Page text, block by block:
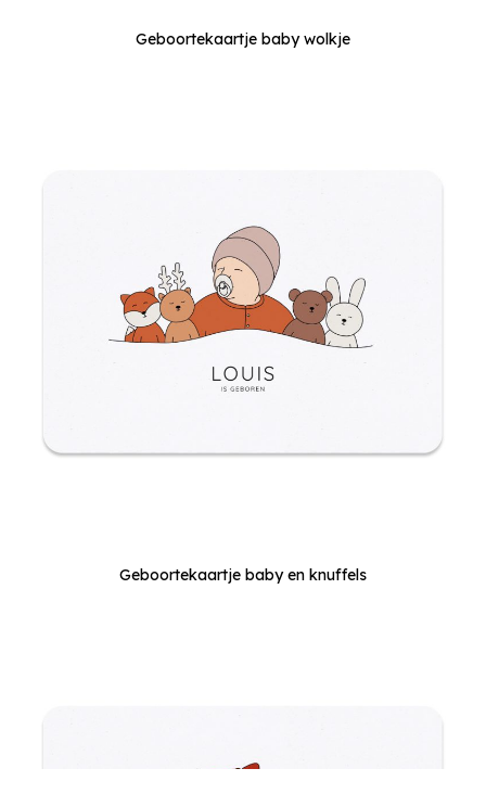
Geboortekaartje baby wolkje
Geboortekaartje baby en knuffels